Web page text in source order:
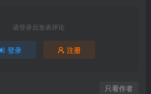
请登录后发表评论
登录 注册
只看作者